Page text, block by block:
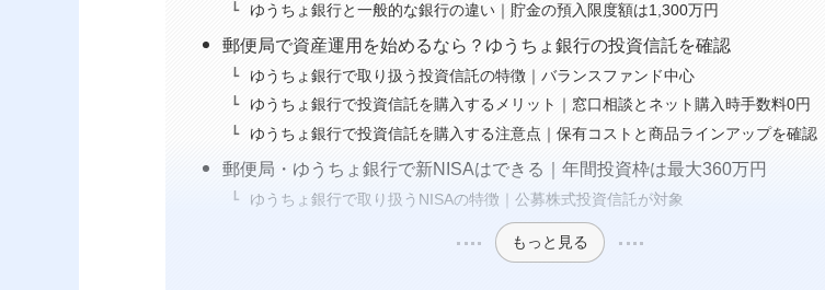
ゆうちょ銀行と一般的な銀行の違い｜貯金の預入限度額は1,300万円
郵便局で資産運用を始めるなら？ゆうちょ銀行の投資信託を確認
ゆうちょ銀行で取り扱う投資信託の特徴｜バランスファンド中心
ゆうちょ銀行で投資信託を購入するメリット｜窓口相談とネット購入時手数料0円
ゆうちょ銀行で投資信託を購入する注意点｜保有コストと商品ラインアップを確認
郵便局・ゆうちょ銀行で新NISAはできる｜年間投資枠は最大360万円
ゆうちょ銀行で取り扱うNISAの特徴｜公募株式投資信託が対象
もっと見る